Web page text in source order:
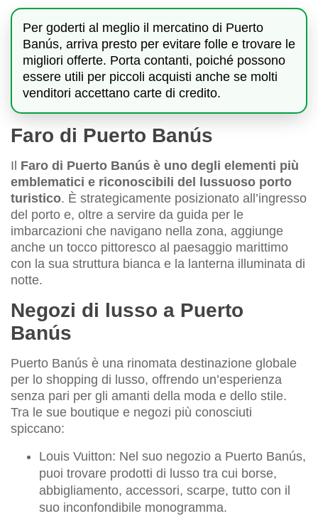
Per goderti al meglio il mercatino di Puerto
Banús, arriva presto per evitare folle e trovare le
migliori offerte. Porta contanti, poiché possono
essere utili per piccoli acquisti anche se molti
venditori accettano carte di credito.
Faro di Puerto Banús
Il Faro di Puerto Banús è uno degli elementi più
emblematici e riconoscibili del lussuoso porto
turistico. È strategicamente posizionato all’ingresso
del porto e, oltre a servire da guida per le
imbarcazioni che navigano nella zona, aggiunge
anche un tocco pittoresco al paesaggio marittimo
con la sua struttura bianca e la lanterna illuminata di
notte.
Negozi di lusso a Puerto
Banús
Puerto Banús è una rinomata destinazione globale
per lo shopping di lusso, offrendo un’esperienza
senza pari per gli amanti della moda e dello stile.
Tra le sue boutique e negozi più conosciuti
spiccano:
Louis Vuitton: Nel suo negozio a Puerto Banús,
puoi trovare prodotti di lusso tra cui borse,
abbigliamento, accessori, scarpe, tutto con il
suo inconfondibile monogramma.